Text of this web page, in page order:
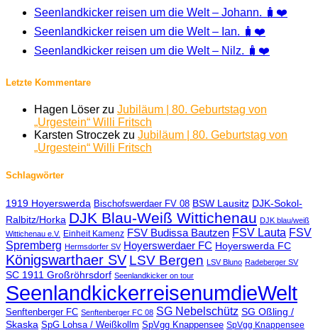
Seenlandkicker reisen um die Welt – Johann. 🧳❤️
Seenlandkicker reisen um die Welt – Ian. 🧳❤️
Seenlandkicker reisen um die Welt – Nilz. 🧳❤️
Letzte Kommentare
Hagen Löser zu Jubiläum | 80. Geburtstag von
„Urgestein“ Willi Fritsch
Karsten Stroczek zu Jubiläum | 80. Geburtstag von
„Urgestein“ Willi Fritsch
Schlagwörter
1919 Hoyerswerda Bischofswerdaer FV 08 BSW Lausitz DJK-Sokol-
Ralbitz/Horka DJK Blau-Weiß Wittichenau DJK blau/weiß
Wittichenau e.V. Einheit Kamenz FSV Budissa Bautzen FSV Lauta FSV
Spremberg Hermsdorfer SV Hoyerswerdaer FC Hoyerswerda FC
Königswarthaer SV LSV Bergen LSV Bluno Radeberger SV
SC 1911 Großröhrsdorf Seenlandkicker on tour
SeenlandkickerreisenumdieWelt
Senftenberger FC Senftenberger FC 08 SG Nebelschütz SG Oßling /
Skaska SpG Lohsa / Weißkollm SpVgg Knappensee SpVgg Knappensee